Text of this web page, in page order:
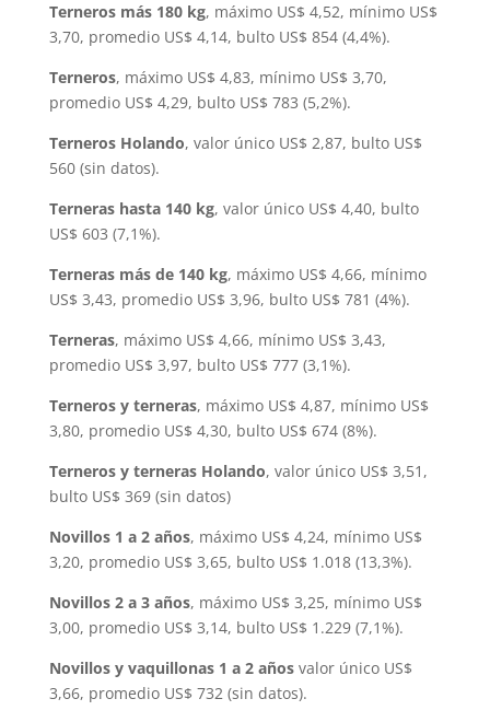
Terneros más 180 kg, máximo US$ 4,52, mínimo US$
3,70, promedio US$ 4,14, bulto US$ 854 (4,4%).
Terneros, máximo US$ 4,83, mínimo US$ 3,70,
promedio US$ 4,29, bulto US$ 783 (5,2%).
Terneros Holando, valor único US$ 2,87, bulto US$
560 (sin datos).
Terneras hasta 140 kg, valor único US$ 4,40, bulto
US$ 603 (7,1%).
Terneras más de 140 kg, máximo US$ 4,66, mínimo
US$ 3,43, promedio US$ 3,96, bulto US$ 781 (4%).
Terneras, máximo US$ 4,66, mínimo US$ 3,43,
promedio US$ 3,97, bulto US$ 777 (3,1%).
Terneros y terneras, máximo US$ 4,87, mínimo US$
3,80, promedio US$ 4,30, bulto US$ 674 (8%).
Terneros y terneras Holando, valor único US$ 3,51,
bulto US$ 369 (sin datos)
Novillos 1 a 2 años, máximo US$ 4,24, mínimo US$
3,20, promedio US$ 3,65, bulto US$ 1.018 (13,3%).
Novillos 2 a 3 años, máximo US$ 3,25, mínimo US$
3,00, promedio US$ 3,14, bulto US$ 1.229 (7,1%).
Novillos y vaquillonas 1 a 2 añosvalor único US$
3,66, promedio US$ 732 (sin datos).